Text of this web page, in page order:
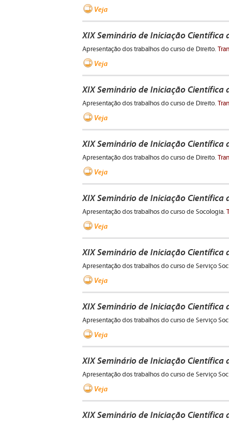
Veja
XIX Seminário de Iniciação Científica
Apresentação dos trabalhos do curso de Direito.
Veja
XIX Seminário de Iniciação Científica
Apresentação dos trabalhos do curso de Direito.
Veja
XIX Seminário de Iniciação Científica
Apresentação dos trabalhos do curso de Direito.
Veja
XIX Seminário de Iniciação Científica
Apresentação dos trabalhos do curso de Socologia.
Veja
XIX Seminário de Iniciação Científica
Apresentação dos trabalhos do curso de Serviço
Veja
XIX Seminário de Iniciação Científica
Apresentação dos trabalhos do curso de Serviço
Veja
XIX Seminário de Iniciação Científica
Apresentação dos trabalhos do curso de Serviço
Veja
XIX Seminário de Iniciação Científica